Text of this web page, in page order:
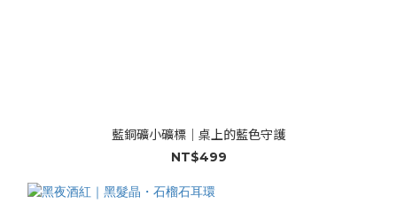
藍銅礦小礦標｜桌上的藍色守護
NT$499